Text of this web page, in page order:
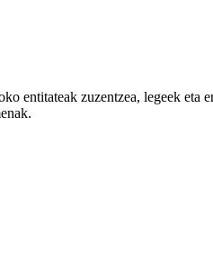
entitateak zuzentzea, legeek eta